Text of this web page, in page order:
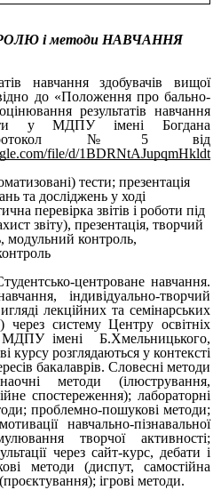
і методи НАВЧАННЯ
навчання здобувачів вищої
до «Положення про бально-
результатів навчання
у МДПУ імені Богдана
(протокол №5 від
file/d/1BDRNtAJupqmHkldt
тести; презентація
та досліджень у ході
перевірка звітів і роботи під
звіту), презентація, творчий
модульний контроль,
центроване навчання.
індивідуально-творчий
лекційних та семінарських
) через систему Центру освітніх
МДПУ імені Б.Хмельницького,
курсу розглядаються у контексті
бакалаврів. Словесні методи
методи (ілюстрування,
спостереження); лабораторні
проблемно-пошукові методи;
навчально-пізнавальної
творчої активності;
через сайт-курс, дебати і
методи (диспут, самостійна
ігрові методи.